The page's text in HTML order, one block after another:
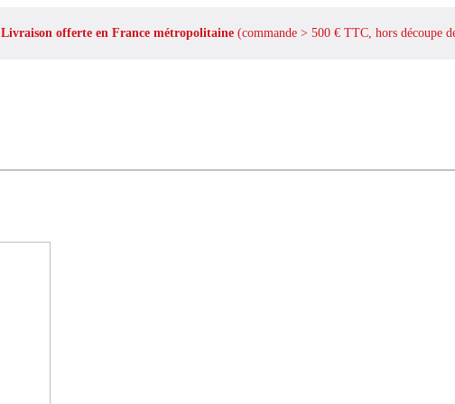
Livraison offerte en France métropolitaine (commande > 500 € TTC, hors découpe